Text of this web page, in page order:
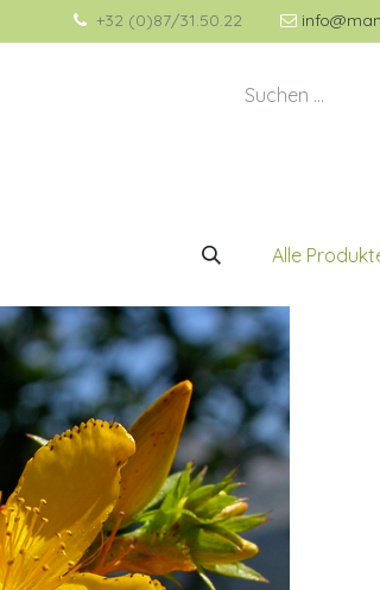
+32 (0)87/31.50.22
Alle